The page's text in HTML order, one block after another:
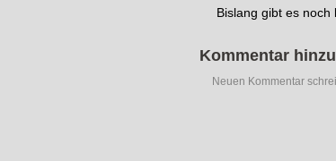
Bislang gibt es
Kommentar
Neuen Kommentar